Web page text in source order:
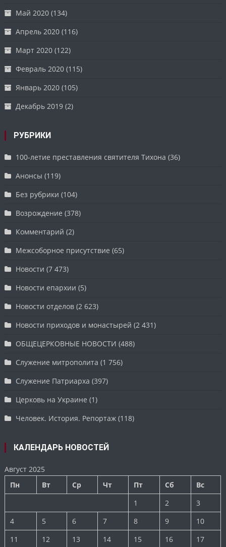
Май 2020 (134)
Апрель 2020 (116)
Март 2020 (122)
Февраль 2020 (115)
Январь 2020 (105)
Декабрь 2019 (2)
РУБРИКИ
100-летие преставления святителя Тихона (36)
Анонсы (119)
Без рубрики (104)
Возрождение (378)
Комментарий (2)
Межсоборное присутствие (65)
Новости (7 473)
Новости епархии (5)
Новости отделов (2 623)
Новости приходов и монастырей (2 431)
ОБЩЕЦЕРКОВНЫЕ НОВОСТИ (488)
Служение митрополита (1 756)
Служение Патриарха (397)
Церковь на Украине (1)
Человек. История. Репортаж (118)
КАЛЕНДАРЬ НОВОСТЕЙ
Август 2025
Пн
Вт Ср Чт Пт Сб
Вс
1
2
3
4
5 6 7 8 9
10
11
12 13 14 15 16 17